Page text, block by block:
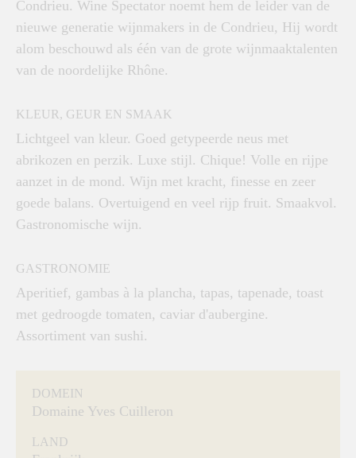
Condrieu. Wine Spectator noemt hem de leider van de
nieuwe generatie wijnmakers in de Condrieu, Hij wordt
alom beschouwd als één van de grote wijnmaaktalenten
van de noordelijke Rhône.
KLEUR, GEUR EN SMAAK
Lichtgeel van kleur. Goed getypeerde neus met
abrikozen en perzik. Luxe stijl. Chique! Volle en rijpe
aanzet in de mond. Wijn met kracht, finesse en zeer
goede balans. Overtuigend en veel rijp fruit. Smaakvol.
Gastronomische wijn.
GASTRONOMIE
Aperitief, gambas à la plancha, tapas, tapenade, toast
met gedroogde tomaten, caviar d'aubergine.
Assortiment van sushi.
DOMEIN
Domaine Yves Cuilleron
LAND